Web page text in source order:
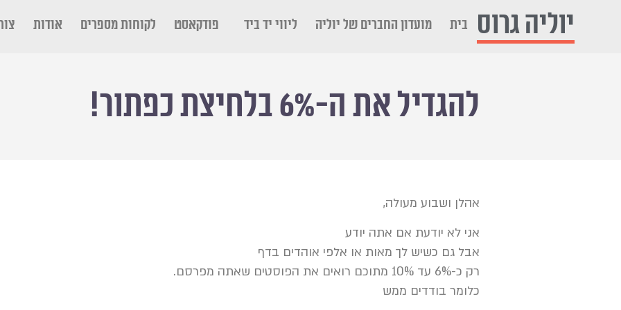
יוליה גרוס בית מועדון החברים של יוליה ליווי יד ביד פודקאסט לקוחות מספרים אודות
להגדיל את ה-6% בלחיצת כפתור!
אהלן ושבוע מעולה,
אני לא יודעת אם אתה יודע
אבל גם כשיש לך מאות או אלפי אוהדים בדף
רק כ-6% עד 10% מתוכם רואים את הפוסטים שאתה מפרסם.
כלומר בודדים ממש